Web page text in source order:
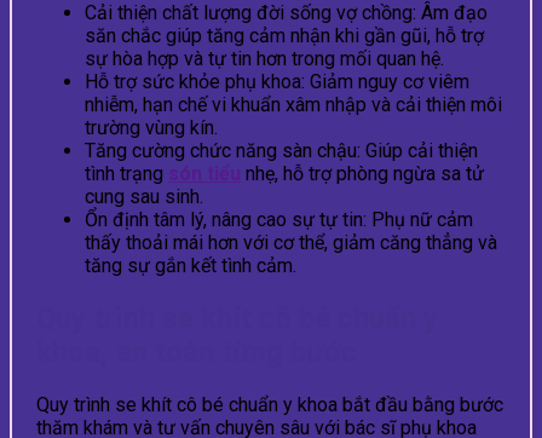
Cải thiện chất lượng đời sống vợ chồng: Âm đạo
săn chắc giúp tăng cảm nhận khi gần gũi, hỗ trợ
sự hòa hợp và tự tin hơn trong mối quan hệ.
Hỗ trợ sức khỏe phụ khoa: Giảm nguy cơ viêm
nhiễm, hạn chế vi khuẩn xâm nhập và cải thiện môi
trường vùng kín.
Tăng cường chức năng sàn chậu: Giúp cải thiện
tình trạng són tiểu nhẹ, hỗ trợ phòng ngừa sa tử
cung sau sinh.
Ổn định tâm lý, nâng cao sự tự tin: Phụ nữ cảm
thấy thoải mái hơn với cơ thể, giảm căng thẳng và
tăng sự gắn kết tình cảm.
Quy trình se khít cô bé chuẩn y khoa bắt đầu bằng bước
thăm khám và tư vấn chuyên sâu với bác sĩ phụ khoa